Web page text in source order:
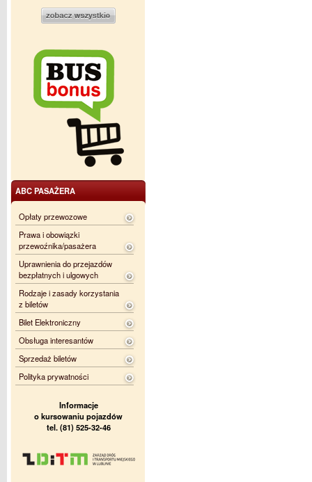
ABC PASAŻERA
Opłaty przewozowe
Prawa i obowiązki
przewoźnika/pasażera
Uprawnienia do przejazdów
bezpłatnych i ulgowych
Rodzaje i zasady korzystania
z biletów
Bilet Elektroniczny
Obsługa interesantów
Sprzedaż biletów
Polityka prywatności
Informacje
o kursowaniu pojazdów
tel. (81) 525-32-46